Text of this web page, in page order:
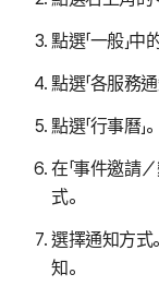
點選「一般」中
點選「各服務通
點選「行事曆」。
在「事件邀請
式。
選擇通知方式
知。